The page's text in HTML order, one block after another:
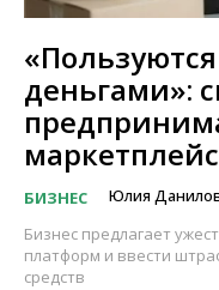
деньгами»:
БИЗНЕС Юлия
Бизнес предлагает
платформ и ввести
средств